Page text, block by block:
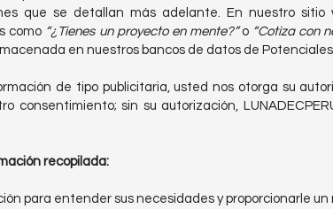
que se detallan más adelante. En nuestro sitio
como “¿Tienes un proyecto en mente?”o “Cotiza con
en nuestros bancos de datos de
de tipo publicitaria, usted nos otorga su
consentimiento; sin su autorización,
recopilada:
para entender sus necesidades y proporcionarle un